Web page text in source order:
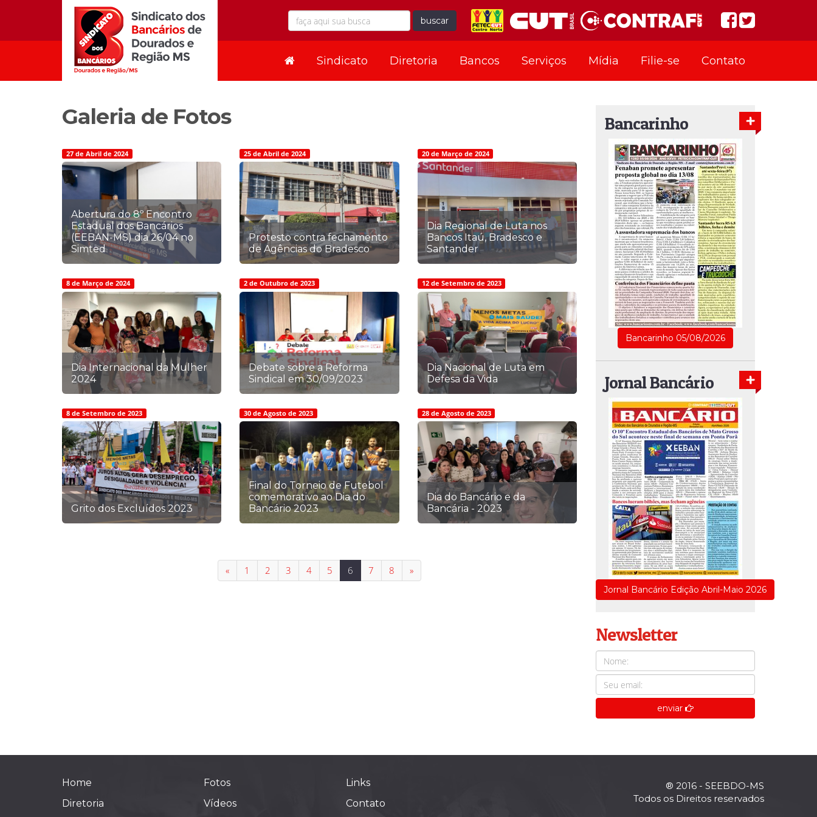
buscar
Sindicato Diretoria Bancos Serviços Mídia Filie-se Contato
Galeria de Fotos
27 de Abril de 2024
Abertura do 8º Encontro
Estadual dos Bancários
(EEBAN-MS) dia 26/04 no
Simted
25 de Abril de 2024
Protesto contra fechamento
de Agências do Bradesco
20 de Março de 2024
Dia Regional de Luta nos
Bancos Itaú, Bradesco e
Santander
8 de Março de 2024
Dia Internacional da Mulher
2024
2 de Outubro de 2023
Debate sobre a Reforma
Sindical em 30/09/2023
12 de Setembro de 2023
Dia Nacional de Luta em
Defesa da Vida
8 de Setembro de 2023
Grito dos Excluídos 2023
30 de Agosto de 2023
Final do Torneio de Futebol
comemorativo ao Dia do
Bancário 2023
28 de Agosto de 2023
Dia do Bancário e da
Bancária - 2023
« 1 2 3 4 5 6 7 8 »
Bancarinho
Bancarinho 05/08/2026
Jornal Bancário
Jornal Bancário Edição Abril-Maio 2026
Newsletter
enviar
Home
Diretoria
Fotos
Vídeos
Links
Contato
® 2016 - SEEBDO-MS
Todos os Direitos reservados